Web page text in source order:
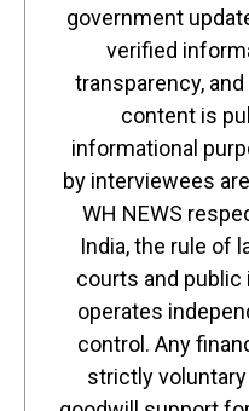
government
verified
transparency,
content is
informational
by interviewees
WH NEWS
India, the rule of
courts and public
operates
control. Any
strictly